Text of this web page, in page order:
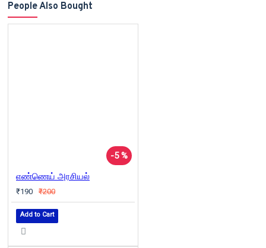
People Also Bought
-5 %
எண்ணெய் அரசியல்
₹190 ₹200
Add to Cart